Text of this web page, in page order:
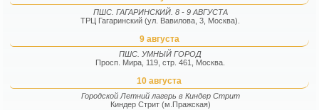
ПШС. ГАГАРИНСКИЙ. 8 - 9 АВГУСТА
ТРЦ Гагаринский (ул. Вавилова, 3, Москва).
9 августа
ПШС. УМНЫЙ ГОРОД
Просп. Мира, 119, стр. 461, Москва.
10 августа
Городской Летний лагерь в Киндер Стрит
Киндер Стрит (м.Пражская)